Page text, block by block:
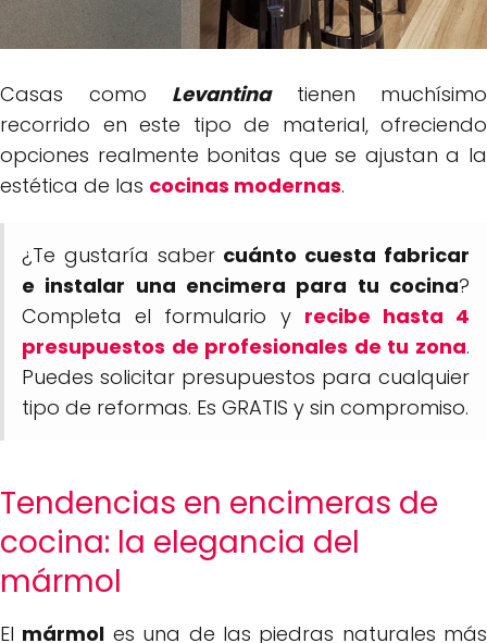
Casas como Levantinatienen muchísimo
recorrido en este tipo de material, ofreciendo
opciones realmente bonitas que se ajustan a la
estética de las cocinas modernas.
¿Te gustaría saber cuánto cuesta fabricar
e instalar una encimera para tu cocina?
Completa el formulario y recibe hasta 4
presupuestos de profesionales de tu zona.
Puedes solicitar presupuestos para cualquier
tipo de reformas. Es GRATIS y sin compromiso.
Tendencias en encimeras de
cocina: la elegancia del
mármol
El mármol es una de las piedras naturales más